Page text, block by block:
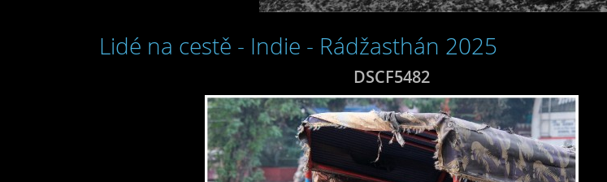
Lidé na cestě - Indie - Rádžasthán 2025
DSCF5482